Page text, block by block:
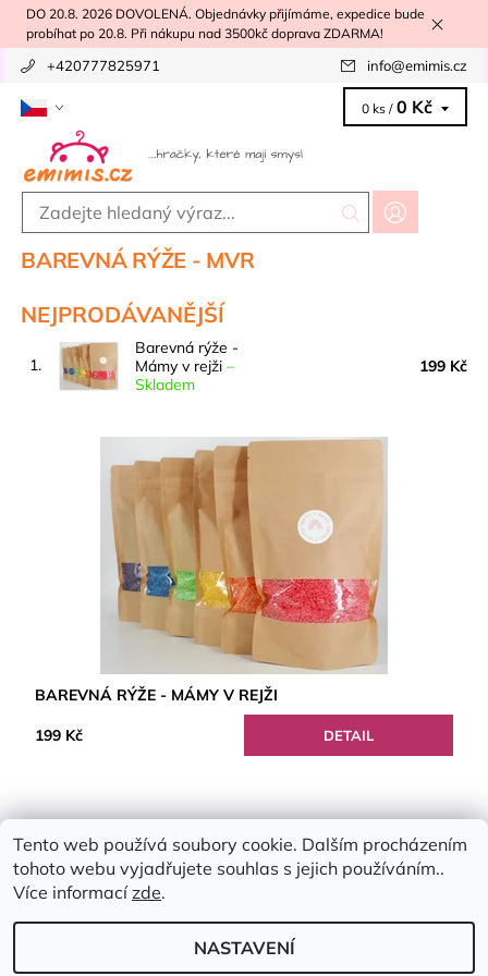
DO 20.8. 2026 DOVOLENÁ. Objednávky přijímáme, expedice bude
probíhat po 20.8. Při nákupu nad 3500kč doprava ZDARMA!
+420777825971 info@emimis.cz
0 ks / 0 Kč
BAREVNÁ RÝŽE - MVR
NEJPRODÁVANĚJŠÍ
1.
Barevná rýže -
Mámy v rejži –
Skladem
199 Kč
BAREVNÁ RÝŽE - MÁMY V REJŽI
199 Kč DETAIL
Tento web používá soubory cookie. Dalším procházením
tohoto webu vyjadřujete souhlas s jejich používáním..
Více informacízde.
NASTAVENÍ